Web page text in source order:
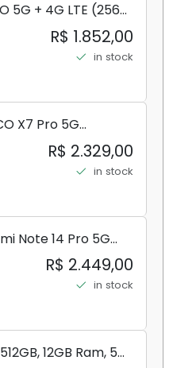
5G + 4G LTE (256
(Mobile Mint Tello
duplo de carro
R$ 1.852,00
in stock
X7 Pro 5G
R$ 2.329,00
in stock
Note 14 Pro 5G
RAM 512GB ROM
R$ 2.449,00
in stock
12GB Ram, 5G,